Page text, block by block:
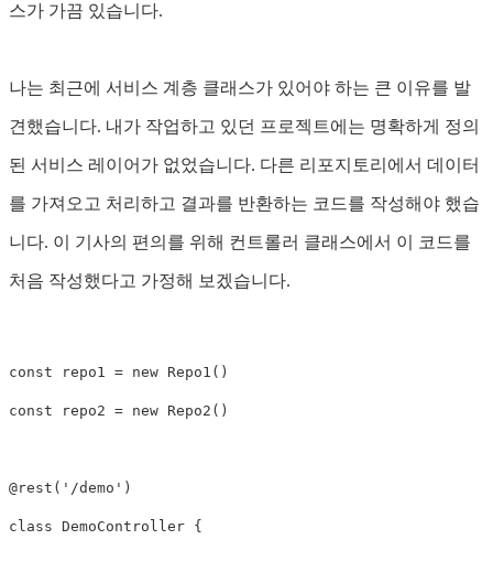
스가 가끔 있습니다.
나는 최근에 서비스 계층 클래스가 있어야 하는 큰 이유를 발
견했습니다. 내가 작업하고 있던 프로젝트에는 명확하게 정의
된 서비스 레이어가 없었습니다. 다른 리포지토리에서 데이터
를 가져오고 처리하고 결과를 반환하는 코드를 작성해야 했습
니다. 이 기사의 편의를 위해 컨트롤러 클래스에서 이 코드를
처음 작성했다고 가정해 보겠습니다.
const repo1 = new Repo1()
const repo2 = new Repo2()
@rest('/demo')
class DemoController {